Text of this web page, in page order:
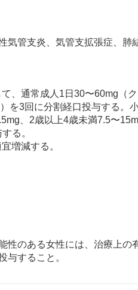
気管支炎、気管支拡張症、肺
、通常成人1日30〜60mg（
を3回に分割経口投与する。
、2歳以上4歳未満7.5〜
る。
増減する。
性のある女性には、治療上の
与すること。